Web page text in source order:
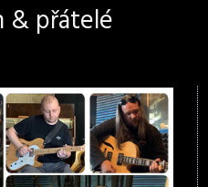
& přátelé